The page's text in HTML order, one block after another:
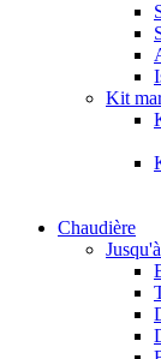
Kit
Chaudière